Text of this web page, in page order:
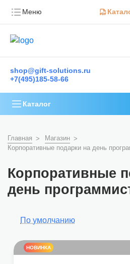
Меню
shop@gift-solutions.ru
+7(495)185-58-66
Каталог
Главная
Магазин
Корпоративные подарки на день
Корпоративные
день
По умолчанию
НОВИНКА